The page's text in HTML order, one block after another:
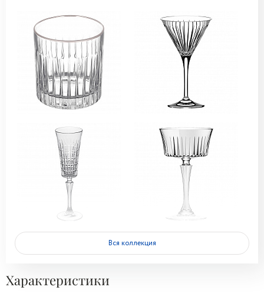
Вся коллекция
Характеристики